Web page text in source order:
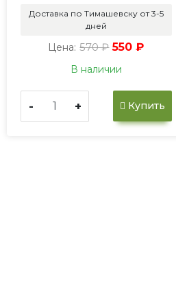
Доставка по Тимашевску от 3-5
дней
Цена: 570 ₽ 550 ₽
В наличии
- + Купить